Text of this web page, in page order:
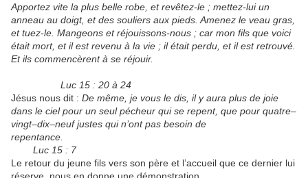
Apportez vite la plus belle robe, et revêtez-le ; mettez-lui un
anneau au doigt, et des souliers aux pieds. Amenez le veau gras,
et tuez-le. Mangeons et réjouissons-nous ; car mon fils que voici
était mort, et il est revenu à la vie ; il était perdu, et il est retrouvé.
Et ils commencèrent à se réjouir.
Luc 15 : 20 à 24
Jésus nous dit : De même, je vous le dis, il y aura plus de joie
dans le ciel pour un seul pécheur qui se repent, que pour quatre–
vingt–dix–neuf justes qui n’ont pas besoin de
repentance.
Luc 15 : 7
Le retour du jeune fils vers son père et l’accueil que ce dernier lui